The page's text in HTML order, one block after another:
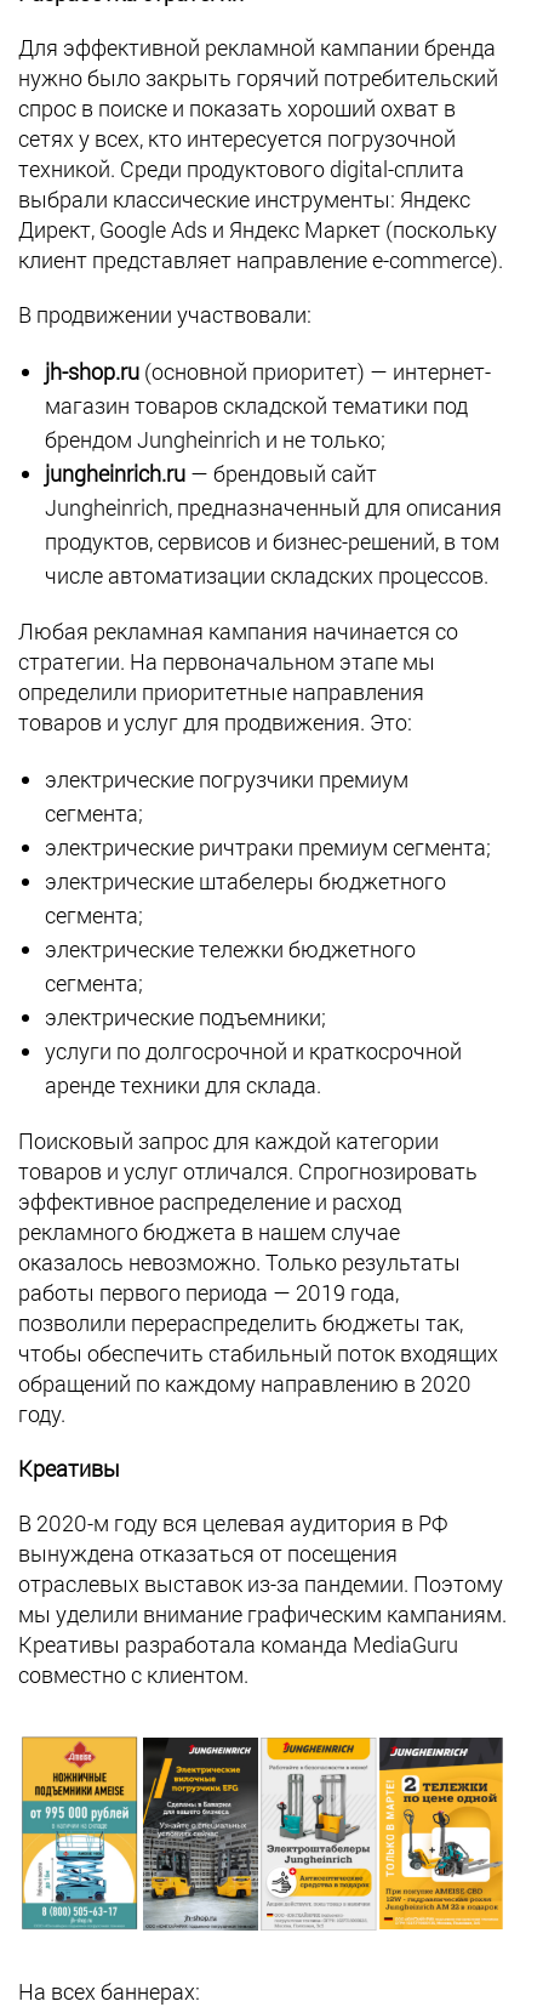
Для эффективной рекламной кампании бренда
нужно было закрыть горячий потребительский
спрос в поиске и показать хороший охват в
сетях у всех, кто интересуется погрузочной
техникой. Среди продуктового digital-сплита
выбрали классические инструменты: Яндекс
Директ, Google Ads и Яндекс Маркет (поскольку
клиент представляет направление e-commerce).
В продвижении участвовали:
jh-shop.ru(основной приоритет) — интернет-
магазин товаров складской тематики под
брендом Jungheinrich и не только;
jungheinrich.ru— брендовый сайт
Jungheinrich, предназначенный для описания
продуктов, сервисов и бизнес-решений, в том
числе автоматизации складских процессов.
Любая рекламная кампания начинается со
стратегии. На первоначальном этапе мы
определили приоритетные направления
товаров и услуг для продвижения. Это:
электрические погрузчики премиум
сегмента;
электрические ричтраки премиум сегмента;
электрические штабелеры бюджетного
сегмента;
электрические тележки бюджетного
сегмента;
электрические подъемники;
услуги по долгосрочной и краткосрочной
аренде техники для склада.
Поисковый запрос для каждой категории
товаров и услуг отличался. Спрогнозировать
эффективное распределение и расход
рекламного бюджета в нашем случае
оказалось невозможно. Только результаты
работы первого периода — 2019 года,
позволили перераспределить бюджеты так,
чтобы обеспечить стабильный поток входящих
обращений по каждому направлению в 2020
году.
Креативы
В 2020-м году вся целевая аудитория в РФ
вынуждена отказаться от посещения
отраслевых выставок из-за пандемии. Поэтому
мы уделили внимание графическим кампаниям.
Креативы разработала команда MediaGuru
совместно с клиентом.
На всех баннерах: